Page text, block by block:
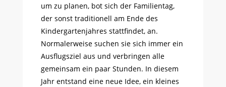
um zu planen, bot sich der Familientag,
der sonst traditionell am Ende des
Kindergartenjahres stattfindet, an.
Normalerweise suchen sie sich immer ein
Ausflugsziel aus und verbringen alle
gemeinsam ein paar Stunden. In diesem
Jahr entstand eine neue Idee, ein kleines